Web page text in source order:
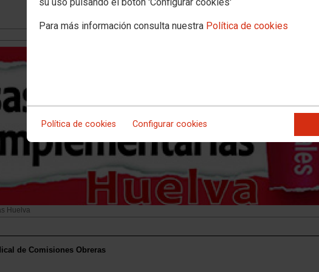
Para más información consulta nuestra Política de cookies
Política de cookies Configurar cookies
Huelva
de Comisiones Obreras